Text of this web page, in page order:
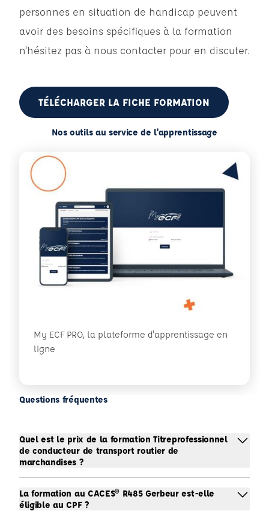
personnes en situation de handicap peuvent
avoir des besoins spécifiques à la formation
n’hésitez pas à nous contacter pour en discuter.
TÉLÉCHARGER LA FICHE FORMATION
Nos outils au service de l'apprentissage
My ECF PRO, la plateforme d'apprentissage en
ligne
Questions fréquentes
Quel est le prix de la formation Titreprofessionnel
de conducteur de transport routier de
marchandises ?
La formation au CACES® R485 Gerbeur est-elle
éligible au CPF ?